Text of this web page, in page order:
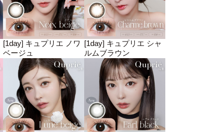
[1day] キュプリエ ノワ
ベージュ
[1day] キュプリエ シャ
ルムブラウン